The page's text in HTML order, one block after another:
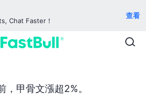
Chat Faster！
查看
，甲骨文漲超2%。